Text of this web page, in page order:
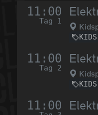
11:00
Tag 1
KIDS
11:00
Tag 2
KIDS
11:00